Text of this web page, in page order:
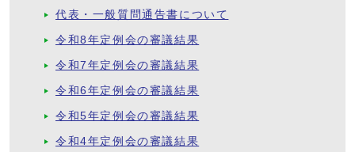
代表・一般質問通告書について
令和8年定例会の審議結果
令和7年定例会の審議結果
令和6年定例会の審議結果
令和5年定例会の審議結果
令和4年定例会の審議結果